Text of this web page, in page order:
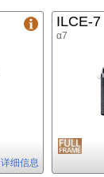
详细信息
ILCE-7
α7